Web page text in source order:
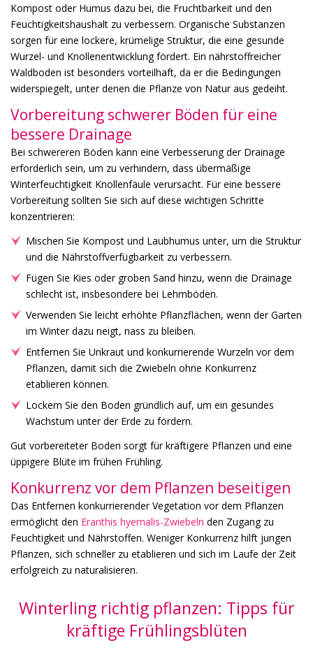
Kompost oder Humus dazu bei, die Fruchtbarkeit und den
Feuchtigkeitshaushalt zu verbessern. Organische Substanzen
sorgen für eine lockere, krümelige Struktur, die eine gesunde
Wurzel- und Knollenentwicklung fördert. Ein nährstoffreicher
Waldboden ist besonders vorteilhaft, da er die Bedingungen
widerspiegelt, unter denen die Pflanze von Natur aus gedeiht.
Vorbereitung schwerer Böden für eine
bessere Drainage
Bei schwereren Böden kann eine Verbesserung der Drainage
erforderlich sein, um zu verhindern, dass übermäßige
Winterfeuchtigkeit Knollenfäule verursacht. Für eine bessere
Vorbereitung sollten Sie sich auf diese wichtigen Schritte
konzentrieren:
Mischen Sie Kompost und Laubhumus unter, um die Struktur
und die Nährstoffverfügbarkeit zu verbessern.
Fügen Sie Kies oder groben Sand hinzu, wenn die Drainage
schlecht ist, insbesondere bei Lehmböden.
Verwenden Sie leicht erhöhte Pflanzflächen, wenn der Garten
im Winter dazu neigt, nass zu bleiben.
Entfernen Sie Unkraut und konkurrierende Wurzeln vor dem
Pflanzen, damit sich die Zwiebeln ohne Konkurrenz
etablieren können.
Lockern Sie den Boden gründlich auf, um ein gesundes
Wachstum unter der Erde zu fördern.
Gut vorbereiteter Boden sorgt für kräftigere Pflanzen und eine
üppigere Blüte im frühen Frühling.
Konkurrenz vor dem Pflanzen beseitigen
Das Entfernen konkurrierender Vegetation vor dem Pflanzen
ermöglicht den Eranthis hyemalis-Zwiebeln den Zugang zu
Feuchtigkeit und Nährstoffen. Weniger Konkurrenz hilft jungen
Pflanzen, sich schneller zu etablieren und sich im Laufe der Zeit
erfolgreich zu naturalisieren.
Winterling richtig pflanzen: Tipps für
kräftige Frühlingsblüten